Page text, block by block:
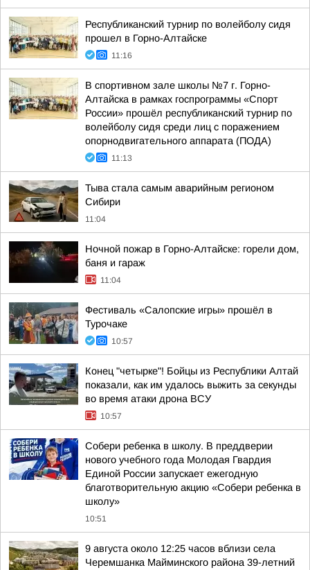
Республиканский турнир по волейболу сидя
прошел в Горно-Алтайске
11:16
В спортивном зале школы №7 г. Горно-
Алтайска в рамках госпрограммы «Спорт
России» прошёл республиканский турнир по
волейболу сидя среди лиц с поражением
опорнодвигательного аппарата (ПОДА)
11:13
Тыва стала самым аварийным регионом
Сибири
11:04
Ночной пожар в Горно-Алтайске: горели дом,
баня и гараж
11:04
Фестиваль «Салопские игры» прошёл в
Турочаке
10:57
Конец "четырке"! Бойцы из Республики Алтай
показали, как им удалось выжить за секунды
во время атаки дрона ВСУ
10:57
Собери ребенка в школу. В преддверии
нового учебного года Молодая Гвардия
Единой России запускает ежегодную
благотворительную акцию «Собери ребенка в
школу»
10:51
9 августа около 12:25 часов вблизи села
Черемшанка Майминского района 39-летний